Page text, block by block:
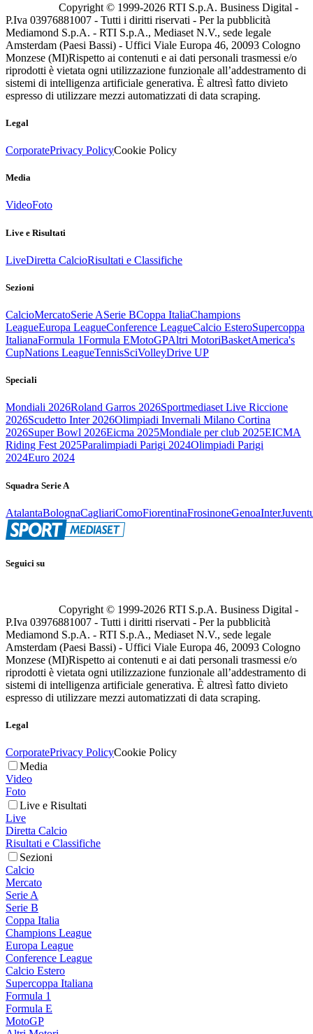
Copyright © 1999-2026 RTI S.p.A. Business Digital -
P.Iva 03976881007 - Tutti i diritti riservati - Per la pubblicità
Mediamond S.p.A. - RTI S.p.A., Mediaset N.V., sede legale
Amsterdam (Paesi Bassi) - Uffici Viale Europa 46, 20093 Cologno
Monzese (MI)Rispetto ai contenuti e ai dati personali trasmessi e/o
riprodotti è vietata ogni utilizzazione funzionale all’addestramento di
sistemi di intelligenza artificiale generativa. È altresì fatto divieto
espresso di utilizzare mezzi automatizzati di data scraping.
Legal
CorporatePrivacy PolicyCookie Policy
Media
VideoFoto
Live e Risultati
LiveDiretta CalcioRisultati e Classifiche
Sezioni
CalcioMercatoSerie ASerie BCoppa ItaliaChampions
LeagueEuropa LeagueConference LeagueCalcio EsteroSupercoppa
ItalianaFormula 1Formula EMotoGPAltri MotoriBasketAmerica's
CupNations LeagueTennisSciVolleyDrive UP
Speciali
Mondiali 2026Roland Garros 2026Sportmediaset Live Riccione
2026Scudetto Inter 2026Olimpiadi Invernali Milano Cortina
2026Super Bowl 2026Eicma 2025Mondiale per club 2025EICMA
Riding Fest 2025Paralimpiadi Parigi 2024Olimpiadi Parigi
2024Euro 2024
Squadra Serie A
AtalantaBolognaCagliariComoFiorentinaFrosinoneGenoaInter
Seguici su
Copyright © 1999-2026 RTI S.p.A. Business Digital -
P.Iva 03976881007 - Tutti i diritti riservati - Per la pubblicità
Mediamond S.p.A. - RTI S.p.A., Mediaset N.V., sede legale
Amsterdam (Paesi Bassi) - Uffici Viale Europa 46, 20093 Cologno
Monzese (MI)Rispetto ai contenuti e ai dati personali trasmessi e/o
riprodotti è vietata ogni utilizzazione funzionale all’addestramento di
sistemi di intelligenza artificiale generativa. È altresì fatto divieto
espresso di utilizzare mezzi automatizzati di data scraping.
Legal
CorporatePrivacy PolicyCookie Policy
Media
Video
Foto
Live e Risultati
Live
Diretta Calcio
Risultati e Classifiche
Sezioni
Calcio
Mercato
Serie A
Serie B
Coppa Italia
Champions League
Europa League
Conference League
Calcio Estero
Supercoppa Italiana
Formula 1
Formula E
MotoGP